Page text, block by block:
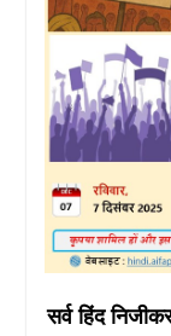
सर्व हिंद